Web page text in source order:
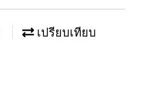
เปรียบเทียบ